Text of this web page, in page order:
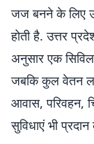
जज बनने के लिए
होती है. उत्तर
अनुसार एक
जबकि कुल वेतन
आवास, परिवहन,
सुविधाएं भी